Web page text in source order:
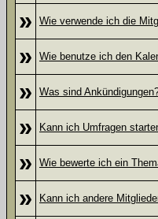
» Wie verwende ich die
» Wie benutze ich den
» Was sind
» Kann ich Umfragen
» Wie bewerte ich ein
» Kann ich andere